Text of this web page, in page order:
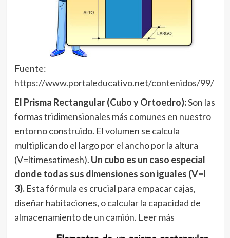
Fuente:
https://www.portaleducativo.net/contenidos/99/
El Prisma Rectangular (Cubo y Ortoedro):Son las
formas tridimensionales más comunes en nuestro
entorno construido. El volumen se calcula
multiplicando el largo por el ancho por la altura
(V=ltimesatimesh). Un cubo es un caso especial
donde todas sus dimensiones son iguales (V=l
3).Esta fórmula es crucial para empacar cajas,
diseñar habitaciones, o calcular la capacidad de
almacenamiento de un camión. Leer más